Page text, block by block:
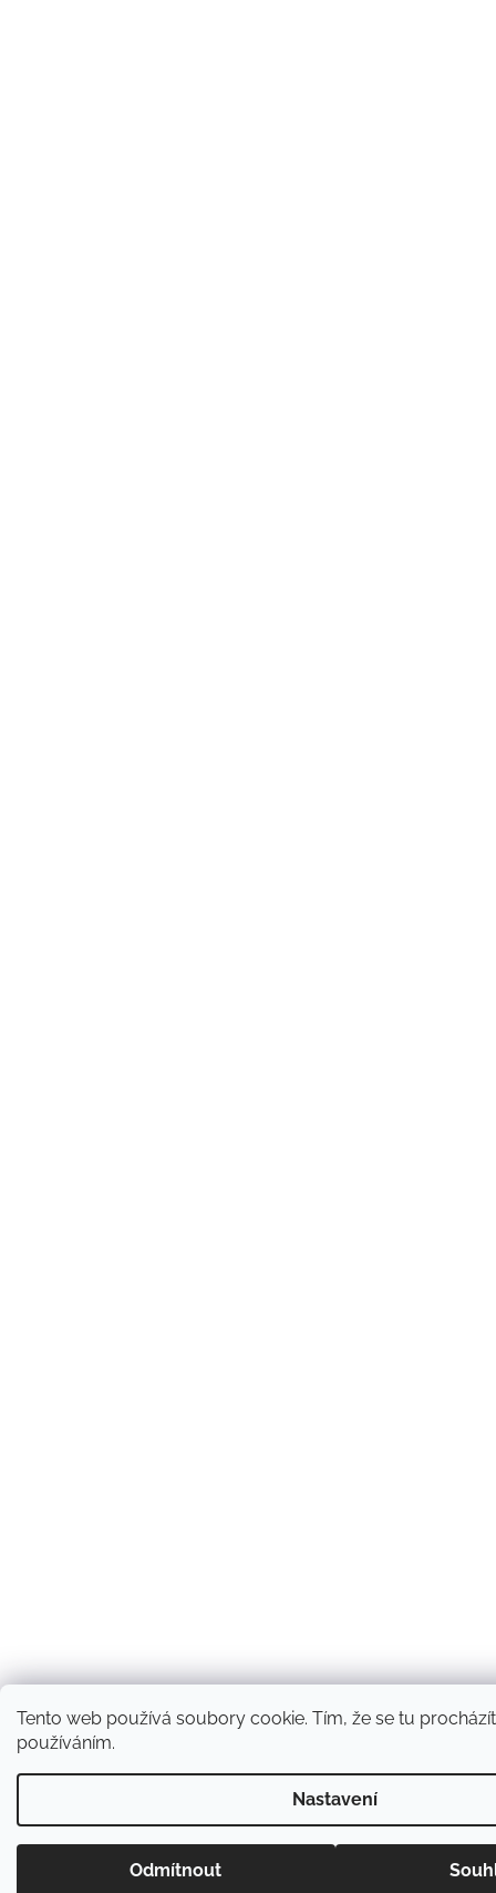
Tento web používá soubory cookie. Tím, že se tu
používáním.
Nastavení
Odmítnout